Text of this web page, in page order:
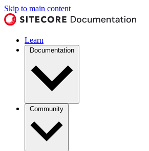
Skip to main content
Learn
Documentation
Community